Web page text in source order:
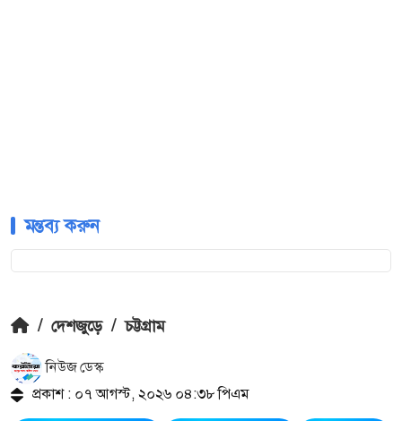
মন্তব্য করুন
/ দেশজুড়ে / চট্টগ্রাম
নিউজ ডেস্ক
প্রকাশ : ০৭ আগস্ট, ২০২৬ ০৪:৩৮ পিএম